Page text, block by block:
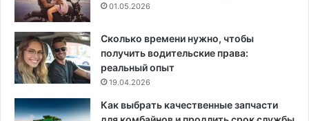
01.05.2026
Сколько времени нужно, чтобы
получить водительские права:
реальный опыт
19.04.2026
Как выбрать качественные запчасти